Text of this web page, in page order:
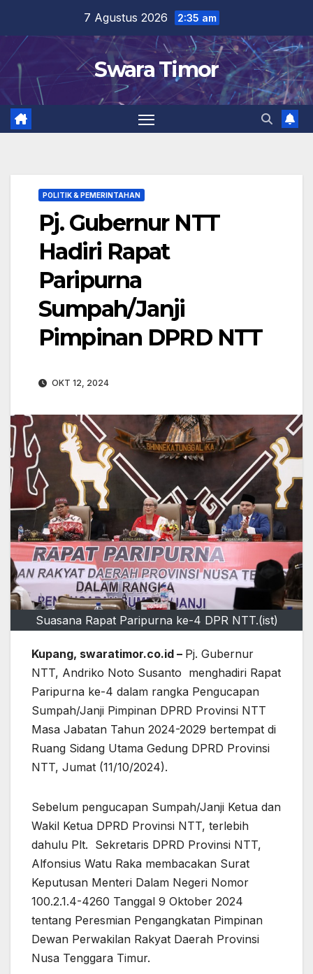
content
7 Agustus 2026 2:35 am
Swara Timor
POLITIK & PEMERINTAHAN
Pj. Gubernur NTT
Hadiri Rapat
Paripurna
Sumpah/Janji
Pimpinan DPRD NTT
OKT 12, 2024
Suasana Rapat Paripurna ke-4 DPR NTT.(ist)
Kupang, swaratimor.co.id – Pj. Gubernur
NTT, Andriko Noto Susanto menghadiri Rapat
Paripurna ke-4 dalam rangka Pengucapan
Sumpah/Janji Pimpinan DPRD Provinsi NTT
Masa Jabatan Tahun 2024-2029 bertempat di
Ruang Sidang Utama Gedung DPRD Provinsi
NTT, Jumat (11/10/2024).
Sebelum pengucapan Sumpah/Janji Ketua dan
Wakil Ketua DPRD Provinsi NTT, terlebih
dahulu Plt. Sekretaris DPRD Provinsi NTT,
Alfonsius Watu Raka membacakan Surat
Keputusan Menteri Dalam Negeri Nomor
100.2.1.4-4260 Tanggal 9 Oktober 2024
tentang Peresmian Pengangkatan Pimpinan
Dewan Perwakilan Rakyat Daerah Provinsi
Nusa Tenggara Timur.